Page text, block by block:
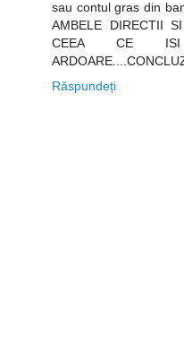
sau contul gras din
AMBELE DIRECTII
CEEA CE ISI
Răspundeți